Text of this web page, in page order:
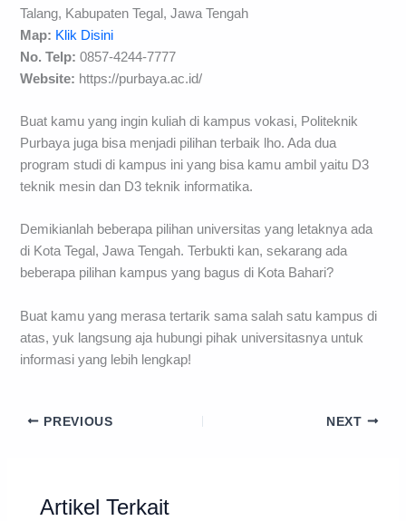
Talang, Kabupaten Tegal, Jawa Tengah
Map: Klik Disini
No. Telp:0857-4244-7777
Website: https://purbaya.ac.id/
Buat kamu yang ingin kuliah di kampus vokasi, Politeknik
Purbaya juga bisa menjadi pilihan terbaik lho. Ada dua
program studi di kampus ini yang bisa kamu ambil yaitu D3
teknik mesin dan D3 teknik informatika.
Demikianlah beberapa pilihan universitas yang letaknya ada
di Kota Tegal, Jawa Tengah. Terbukti kan, sekarang ada
beberapa pilihan kampus yang bagus di Kota Bahari?
Buat kamu yang merasa tertarik sama salah satu kampus di
atas, yuk langsung aja hubungi pihak universitasnya untuk
informasi yang lebih lengkap!
PREVIOUS NEXT
Artikel Terkait